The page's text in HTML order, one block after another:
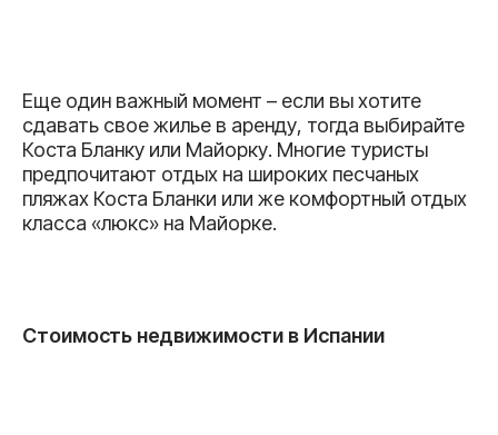
Еще один важный момент – если вы хотите
сдавать свое жилье в аренду, тогда выбирайте
Коста Бланку или Майорку. Многие туристы
предпочитают отдых на широких песчаных
пляжах Коста Бланки или же комфортный отдых
класса «люкс» на Майорке.
Стоимость недвижимости в Испании